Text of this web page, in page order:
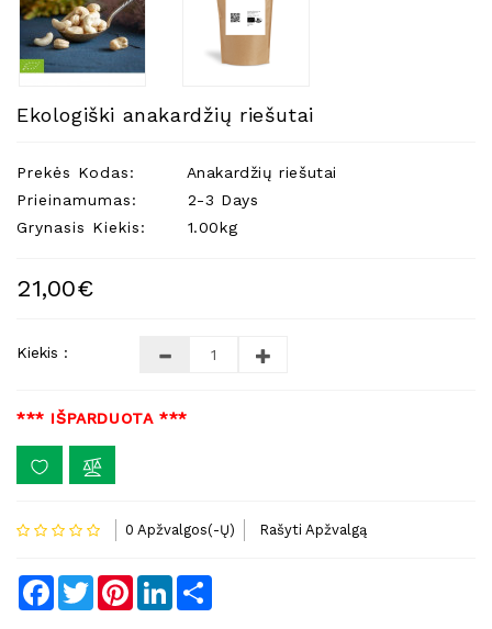
Kosmetika
Higienos
Priemonės
Kūdikiams
Reikalai
Indai
Dovanos
Ekologiški anakardžių riešutai
Prekės Kodas:
Anakardžių riešutai
Prieinamumas:
2-3 Days
Grynasis Kiekis:
1.00kg
21,00€
Kiekis :
*** IŠPARDUOTA ***
0 Apžvalgos(-Ų) Rašyti Apžvalgą
Facebook
TwitterPinterestLinkedIn